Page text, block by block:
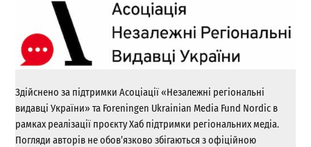
Здійснено за підтримки Асоціації «Незалежні регіональні
видавці України» та Foreningen Ukrainian Media Fund Nordic в
рамках реалізації проєкту Хаб підтримки регіональних медіа.
Погляди авторів не обов’язково збігаються з офіційною